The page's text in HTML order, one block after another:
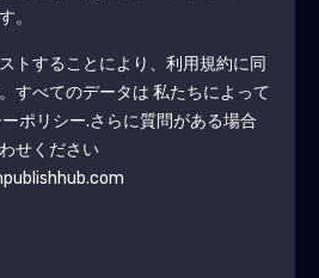
。
トすることにより、利用規約に同
すべてのデータは 私たちによって
ポリシー.さらに質問がある場合
せください